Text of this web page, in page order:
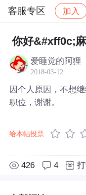
客服专区 加入
社区 客服专区
你好&#xff0c;
爱睡觉的阿狸
2018-03-12
因个人原因，不想
职位，谢谢。
给本帖投票
426 4